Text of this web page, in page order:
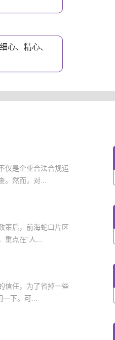
心、精心、
仅是企业合法合规运
然而，对...
策后，前海蛇口片区
点在“人...
信任，为了省掉一些
下。可...